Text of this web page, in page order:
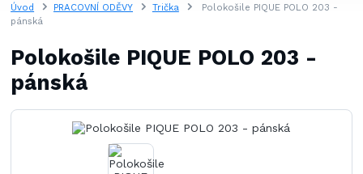
Úvod PRACOVNÍ ODĚVY Trička
Polokošile PIQUE POLO 203 -
pánská
Polokošile PIQUE POLO 203 -
pánská